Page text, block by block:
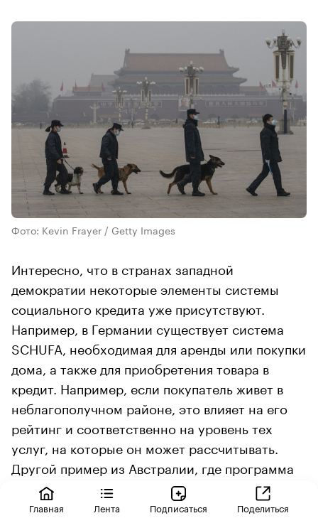
Фото: Kevin Frayer / Getty Images
Интересно, что в странах западной
демократии некоторые элементы системы
социального кредита уже присутствуют.
Например, в Германии существует система
SCHUFA, необходимая для аренды или покупки
дома, а также для приобретения товара в
кредит. Например, если покупатель живет в
неблагополучном районе, это влияет на его
рейтинг и соответственно на уровень тех
услуг, на которые он может рассчитывать.
Другой пример из Австралии, где программа
социальных выплат матерям-одиночкам
(ParentsNext) требует от них еженедельно
Главная Лента Подписаться Поделиться